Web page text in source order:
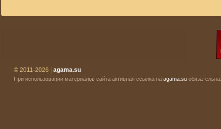
© 2011-2026 | agama.su
При использовании материалов сайта активная ссылка на agama.su обязательна.